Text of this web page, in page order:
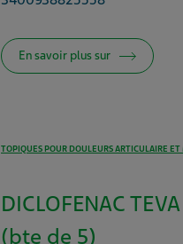
En savoir plus sur
TOPIQUES POUR DOULEURS ARTICULAIRE ET
DICLOFENAC
(bte de 5)